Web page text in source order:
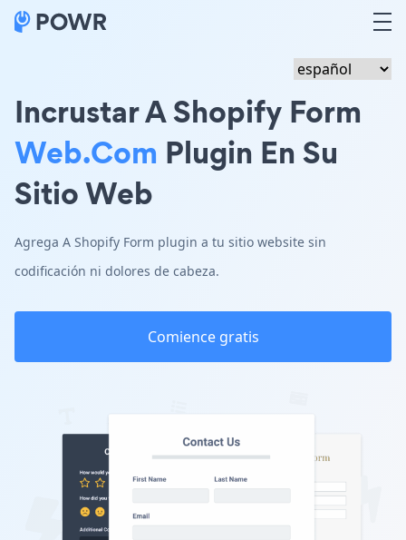
Incrustar A Shopify Form
Web.com Plugin En Su
Sitio Web
Agrega A Shopify Form plugin a tu sitio website sin
codificación ni dolores de cabeza.
Comience gratis